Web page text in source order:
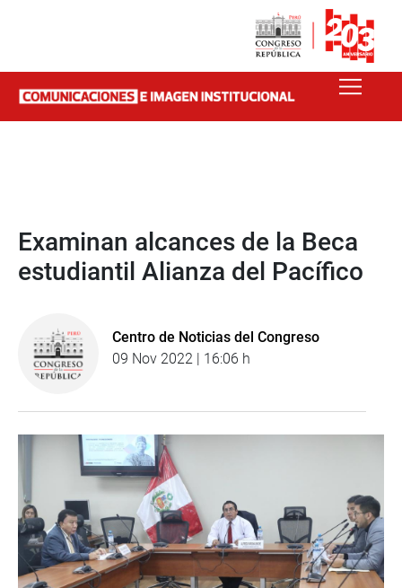
Examinan alcances de la Beca
estudiantil Alianza del Pacífico
Centro de Noticias del Congreso
09 Nov 2022 | 16:06 h